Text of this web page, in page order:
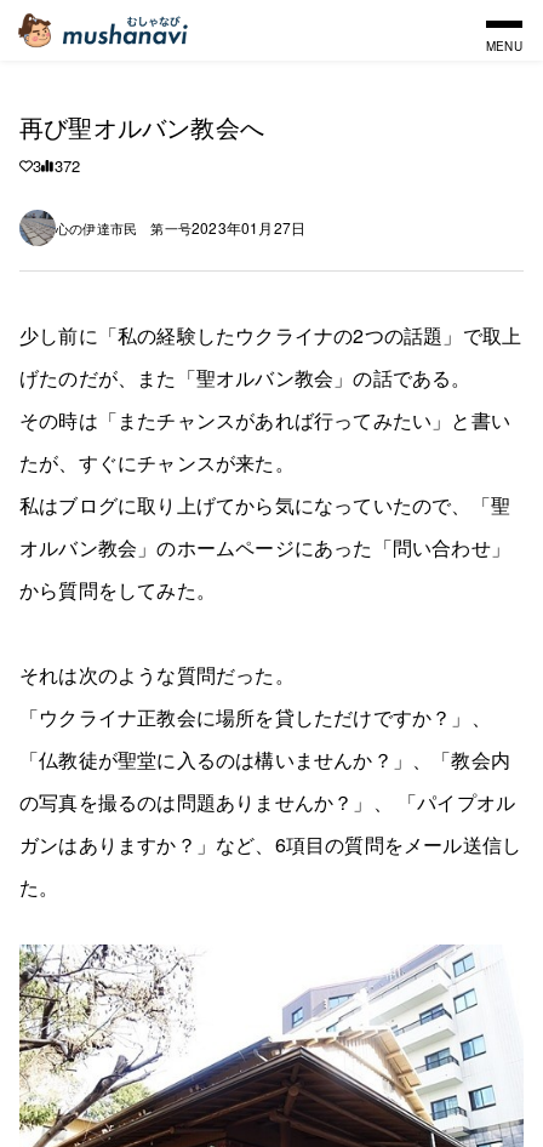
MENU
再び聖オルバン教会へ
3 372
心の伊達市民 第一号2023年01月27日
少し前に「私の経験したウクライナの2つの話題」で取上
げたのだが、また「聖オルバン教会」の話である。
その時は「またチャンスがあれば行ってみたい」と書い
たが、すぐにチャンスが来た。
私はブログに取り上げてから気になっていたので、「聖
オルバン教会」のホームページにあった「問い合わせ」
から質問をしてみた。
それは次のような質問だった。
「ウクライナ正教会に場所を貸しただけですか？」、
「仏教徒が聖堂に入るのは構いませんか？」、「教会内
の写真を撮るのは問題ありませんか？」、 「パイプオル
ガンはありますか？」など、6項目の質問をメール送信し
た。